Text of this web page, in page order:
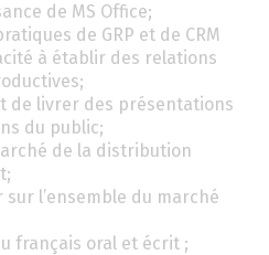
de MS Office;
de GRP et de CRM
à établir des relations
de livrer des présentations
du public;
de la distribution
l’ensemble du marché
français oral et écrit ;